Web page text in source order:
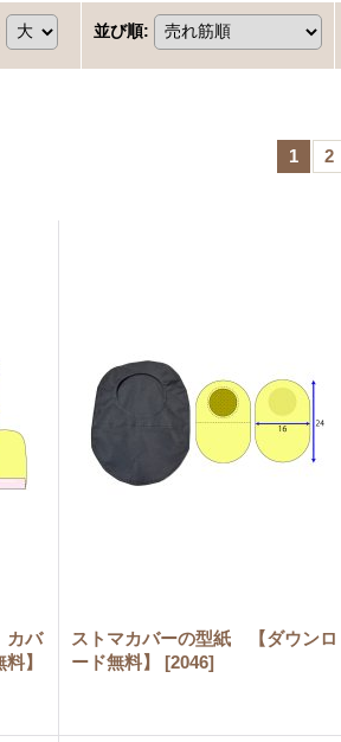
並び順:
1 2
カバ
】
ストマカバーの型紙 【ダウンロ
ード無料】
[2046]